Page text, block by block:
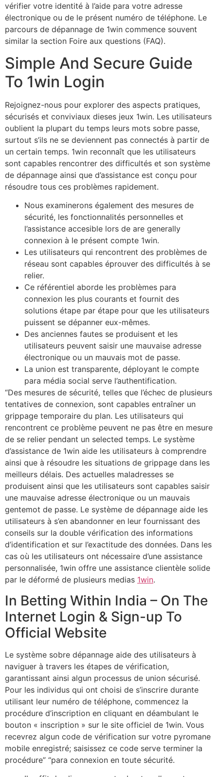
vérifier votre identité à l’aide para votre adresse
électronique ou de le présent numéro de téléphone. Le
parcours de dépannage de 1win commence souvent
similar la section Foire aux questions (FAQ).
Simple And Secure Guide
To 1win Login
Rejoignez-nous pour explorer des aspects pratiques,
sécurisés et conviviaux dieses jeux 1win. Les utilisateurs
oublient la plupart du temps leurs mots sobre passe,
surtout s’ils ne se deviennent pas connectés à partir de
un certain temps. 1win reconnaît que les utilisateurs
sont capables rencontrer des difficultés et son système
de dépannage ainsi que d’assistance est conçu pour
résoudre tous ces problèmes rapidement.
Nous examinerons également des mesures de
sécurité, les fonctionnalités personnelles et
l’assistance accesible lors de are generally
connexion à le présent compte 1win.
Les utilisateurs qui rencontrent des problèmes de
réseau sont capables éprouver des difficultés à se
relier.
Ce référentiel aborde les problèmes para
connexion les plus courants et fournit des
solutions étape par étape pour que les utilisateurs
puissent se dépanner eux-mêmes.
Des anciennes fautes se produisent et les
utilisateurs peuvent saisir une mauvaise adresse
électronique ou un mauvais mot de passe.
La union est transparente, déployant le compte
para média social serve l’authentification.
“Des mesures de sécurité, telles que l’échec de plusieurs
tentatives de connexion, sont capables entraîner un
grippage temporaire du plan. Les utilisateurs qui
rencontrent ce problème peuvent ne pas être en mesure
de se relier pendant un selected temps. Le système
d’assistance de 1win aide les utilisateurs à comprendre
ainsi que à résoudre les situations de grippage dans les
meilleurs délais. Des actuelles maladresses se
produisent ainsi que les utilisateurs sont capables saisir
une mauvaise adresse électronique ou un mauvais
gentemot de passe. Le système de dépannage aide les
utilisateurs à s’en abandonner en leur fournissant des
conseils sur la double vérification des informations
d’identification et sur l’exactitude des données. Dans les
cas où les utilisateurs ont nécessaire d’une assistance
personnalisée, 1win offre une assistance clientèle solide
par le déformé de plusieurs medias 1win.
In Betting Within India – On The
Internet Login & Sign-up To
Official Website
Le système sobre dépannage aide des utilisateurs à
naviguer à travers les étapes de vérification,
garantissant ainsi algun processus de union sécurisé.
Pour les individus qui ont choisi de s’inscrire durante
utilisant leur numéro de téléphone, commencez la
procédure d’inscription en cliquant en déambulant le
bouton « inscription » sur le site officiel de 1win. Vous
recevrez algun code de vérification sur votre pyromane
mobile enregistré; saisissez ce code serve terminer la
procédure” “para connexion en toute sécurité.